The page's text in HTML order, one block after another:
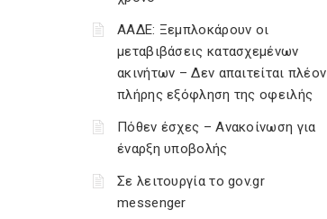
ΑΑΔΕ: Ξεμπλοκάρουν οι
μεταβιβάσεις κατασχεμένων
ακινήτων – Δεν απαιτείται πλέον
πλήρης εξόφληση της οφειλής
Πόθεν έσχες – Ανακοίνωση για
έναρξη υποβολής
Σε λειτουργία το gov.gr
messenger